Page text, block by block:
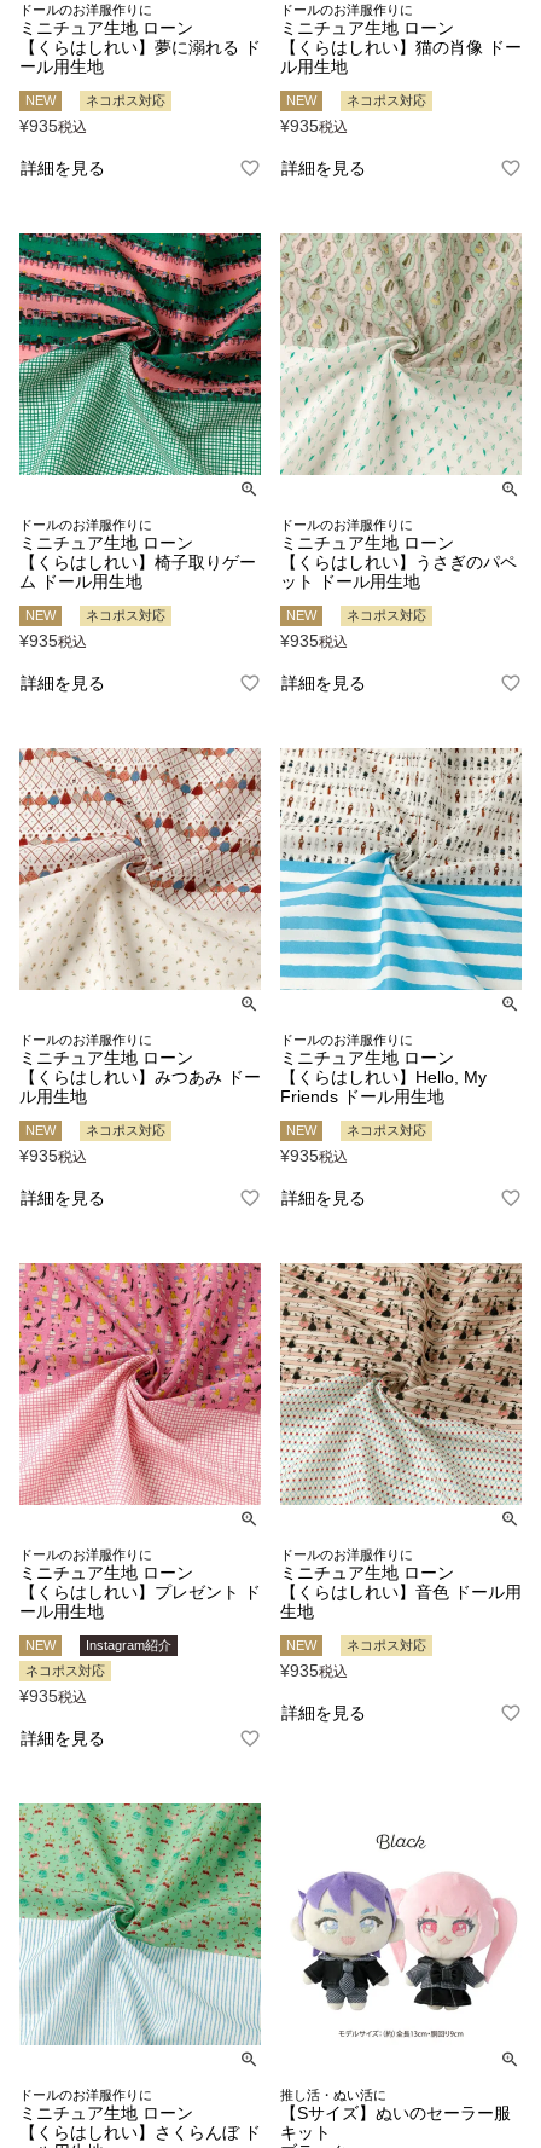
ドールのお洋服作りに
ミニチュア生地 ローン
【くらはしれい】夢に溺れる ド
ール用生地
NEW ネコポス対応
¥935税込
詳細を見る
ドールのお洋服作りに
ミニチュア生地 ローン
【くらはしれい】猫の肖像 ドー
ル用生地
NEW ネコポス対応
¥935税込
詳細を見る
ドールのお洋服作りに
ミニチュア生地 ローン
【くらはしれい】椅子取りゲー
ム ドール用生地
NEW ネコポス対応
¥935税込
詳細を見る
ドールのお洋服作りに
ミニチュア生地 ローン
【くらはしれい】うさぎのパペ
ット ドール用生地
NEW ネコポス対応
¥935税込
詳細を見る
ドールのお洋服作りに
ミニチュア生地 ローン
【くらはしれい】みつあみ ドー
ル用生地
NEW ネコポス対応
¥935税込
詳細を見る
ドールのお洋服作りに
ミニチュア生地 ローン
【くらはしれい】Hello, My
Friends ドール用生地
NEW ネコポス対応
¥935税込
詳細を見る
ドールのお洋服作りに
ミニチュア生地 ローン
【くらはしれい】プレゼント ド
ール用生地
NEW
Instagram紹介
ネコポス対応
¥935税込
詳細を見る
ドールのお洋服作りに
ミニチュア生地 ローン
【くらはしれい】音色 ドール用
生地
NEW ネコポス対応
¥935税込
詳細を見る
ドールのお洋服作りに
ミニチュア生地 ローン
【くらはしれい】さくらんぼ ド
推し活・ぬい活に
【Sサイズ】ぬいのセーラー服
キット